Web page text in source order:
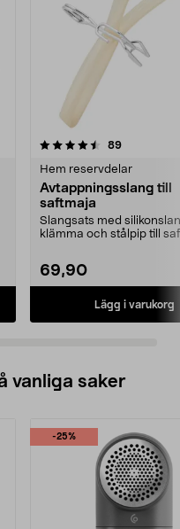
89recensioner
Hem reservdelar
Avtappningsslang till
saftmaja
Slangsats med
klämma och stålpip till
69,90
Lägg i varukorg
4.5 av 5 stjärnor
vanliga saker
-25%